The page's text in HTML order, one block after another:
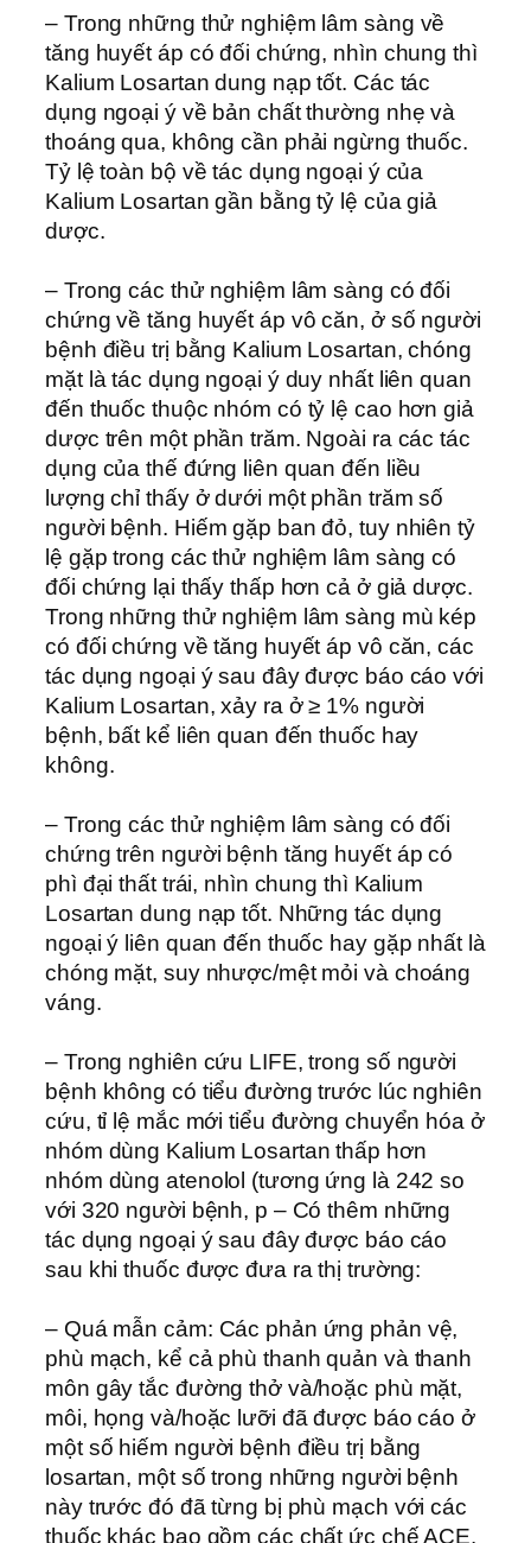
– Trong những thử nghiệm lâm sàng về
tăng huyết áp có đối chứng, nhìn chung thì
Kalium Losartan dung nạp tốt. Các tác
dụng ngoại ý về bản chất thường nhẹ và
thoáng qua, không cần phải ngừng thuốc.
Tỷ lệ toàn bộ về tác dụng ngoại ý của
Kalium Losartan gần bằng tỷ lệ của giả
dược.
– Trong các thử nghiệm lâm sàng có đối
chứng về tăng huyết áp vô căn, ở số người
bệnh điều trị bằng Kalium Losartan, chóng
mặt là tác dụng ngoại ý duy nhất liên quan
đến thuốc thuộc nhóm có tỷ lệ cao hơn giả
dược trên một phần trăm. Ngoài ra các tác
dụng của thế đứng liên quan đến liều
lượng chỉ thấy ở dưới một phần trăm số
người bệnh. Hiếm gặp ban đỏ, tuy nhiên tỷ
lệ gặp trong các thử nghiệm lâm sàng có
đối chứng lại thấy thấp hơn cả ở giả dược.
Trong những thử nghiệm lâm sàng mù kép
có đối chứng về tăng huyết áp vô căn, các
tác dụng ngoại ý sau đây được báo cáo với
Kalium Losartan, xảy ra ở ≥ 1% người
bệnh, bất kể liên quan đến thuốc hay
không.
– Trong các thử nghiệm lâm sàng có đối
chứng trên người bệnh tăng huyết áp có
phì đại thất trái, nhìn chung thì Kalium
Losartan dung nạp tốt. Những tác dụng
ngoại ý liên quan đến thuốc hay gặp nhất là
chóng mặt, suy nhược/mệt mỏi và choáng
váng.
– Trong nghiên cứu LIFE, trong số người
bệnh không có tiểu đường trước lúc nghiên
cứu, tỉ lệ mắc mới tiểu đường chuyển hóa ở
nhóm dùng Kalium Losartan thấp hơn
nhóm dùng atenolol (tương ứng là 242 so
với 320 người bệnh, p – Có thêm những
tác dụng ngoại ý sau đây được báo cáo
sau khi thuốc được đưa ra thị trường:
– Quá mẫn cảm: Các phản ứng phản vệ,
phù mạch, kể cả phù thanh quản và thanh
môn gây tắc đường thở và/hoặc phù mặt,
môi, họng và/hoặc lưỡi đã được báo cáo ở
một số hiếm người bệnh điều trị bằng
losartan, một số trong những người bệnh
này trước đó đã từng bị phù mạch với các
thuốc khác bao gồm các chất ức chế ACE.